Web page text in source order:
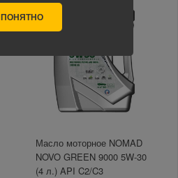
Масло моторное NOMAD
NOVO GREEN 9000 5W-30
(4 л.) API C2/C3
ПОНЯТНО